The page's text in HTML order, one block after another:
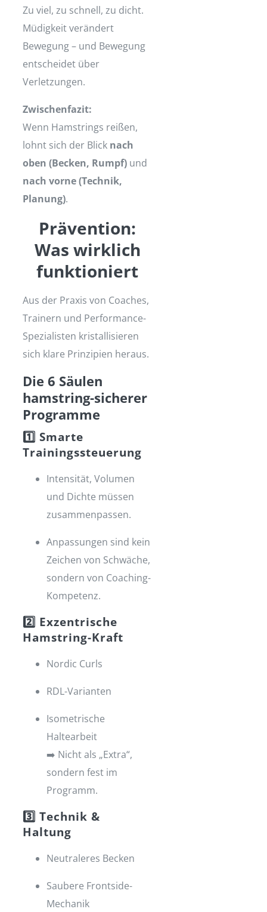
Zu viel, zu schnell, zu dicht.
Müdigkeit verändert
Bewegung – und Bewegung
entscheidet über
Verletzungen.
Zwischenfazit:
Wenn Hamstrings reißen,
lohnt sich der Blick nach
oben (Becken, Rumpf) und
nach vorne (Technik,
Planung).
Prävention:
Was wirklich
funktioniert
Aus der Praxis von Coaches,
Trainern und Performance-
Spezialisten kristallisieren
sich klare Prinzipien heraus.
Die 6 Säulen
hamstring-sicherer
Programme
1️⃣ Smarte
Trainingssteuerung
Intensität, Volumen
und Dichte müssen
zusammenpassen.
Anpassungen sind kein
Zeichen von Schwäche,
sondern von Coaching-
Kompetenz.
2️⃣ Exzentrische
Hamstring-Kraft
Nordic Curls
RDL-Varianten
Isometrische
Haltearbeit
➡️ Nicht als „Extra“,
sondern fest im
Programm.
3️⃣ Technik &
Haltung
Neutraleres Becken
Saubere Frontside-
Mechanik